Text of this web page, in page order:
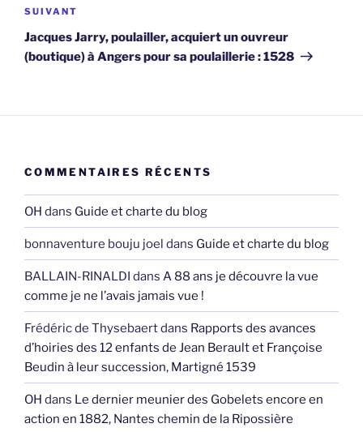
Article
suivant
SUIVANT
Jacques Jarry, poulailler, acquiert un ouvreur
(boutique) à Angers pour sa poulaillerie : 1528
COMMENTAIRES RÉCENTS
OH dans Guide et charte du blog
bonnaventure bouju joel dans Guide et charte du blog
BALLAIN-RINALDI dans A 88 ans je découvre la vue
comme je ne l’avais jamais vue !
Frédéric de Thysebaertdans Rapports des avances
d’hoiries des 12 enfants de Jean Berault et Françoise
Beudin à leur succession, Martigné 1539
OH dans Le dernier meunier des Gobelets encore en
action en 1882, Nantes chemin de la Ripossière